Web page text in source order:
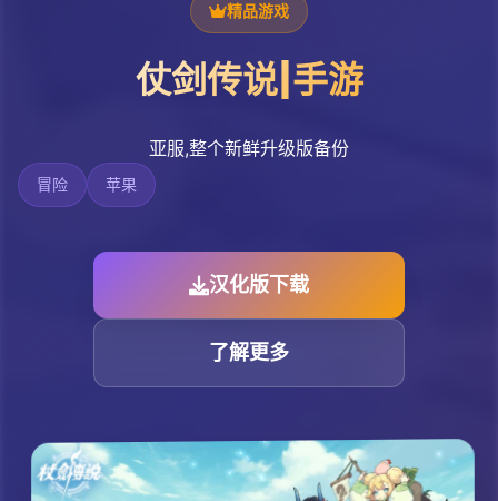
精品游戏
仗剑传说|手游
亚服,整个新鲜升级版备份
冒险 苹果
汉化版下载
了解更多